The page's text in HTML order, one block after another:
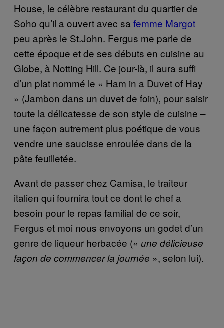
House, le célèbre restaurant du quartier de
Soho qu’il a ouvert avec sa femme Margot
peu après le St.John. Fergus me parle de
cette époque et de ses débuts en cuisine au
Globe, à Notting Hill. Ce jour-là, il aura suffi
d’un plat nommé le « Ham in a Duvet of Hay
» (Jambon dans un duvet de foin), pour saisir
toute la délicatesse de son style de cuisine –
une façon autrement plus poétique de vous
vendre une saucisse enroulée dans de la
pâte feuilletée.
Avant de passer chez Camisa, le traiteur
italien qui fournira tout ce dont le chef a
besoin pour le repas familial de ce soir,
Fergus et moi nous envoyons un godet d’un
genre de liqueur herbacée (« une délicieuse
façon de commencer la journée », selon lui).